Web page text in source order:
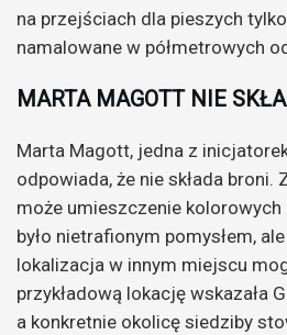
na przejściach dla pieszych tylko
namalowane w półmetrowych
MARTA MAGOTT NIE
Marta Magott, jedna z
odpowiada, że nie składa broni.
może umieszczenie
było nietrafionym pomysłem,
lokalizacja w innym miejscu
przykładową lokację wskazała
a konkretnie okolicę siedziby